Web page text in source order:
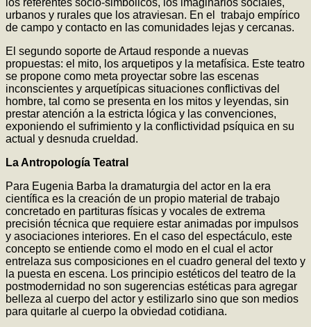
los referentes socio-simbólicos, los imaginarios sociales,
urbanos y rurales que los atraviesan. En el trabajo empírico
de campo y contacto en las comunidades lejas y cercanas.
El segundo soporte de Artaud responde a nuevas
propuestas: el mito, los arquetipos y la metafísica. Este teatro
se propone como meta proyectar sobre las escenas
inconscientes y arquetípicas situaciones conflictivas del
hombre, tal como se presenta en los mitos y leyendas, sin
prestar atención a la estricta lógica y las convenciones,
exponiendo el sufrimiento y la conflictividad psíquica en su
actual y desnuda crueldad.
La Antropología Teatral
Para Eugenia Barba la dramaturgia del actor en la era
científica es la creación de un propio material de trabajo
concretado en partituras físicas y vocales de extrema
precisión técnica que requiere estar animadas por impulsos
y asociaciones interiores. En el caso del espectáculo, este
concepto se entiende como el modo en el cual el actor
entrelaza sus composiciones en el cuadro general del texto y
la puesta en escena. Los principio estéticos del teatro de la
postmodernidad no son sugerencias estéticas para agregar
belleza al cuerpo del actor y estilizarlo sino que son medios
para quitarle al cuerpo la obviedad cotidiana.